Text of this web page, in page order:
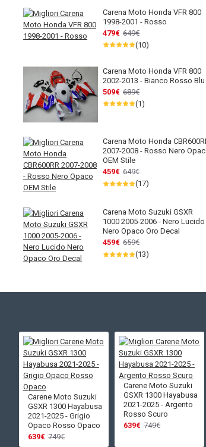
Carena Moto Honda VFR 800
1998-2001 - Rosso
479€ 649€
(10)
Carena Moto Honda VFR 800
2002-2013 - Bianco Rosso Blu
509€ 689€
(1)
Carena Moto Honda
2007-2008 - Rosso Nero
OEM Stile
459€ 649€
(17)
Carena Moto Suzuki GSXR
1000 2005-2006 - Nero Lucido
Nero Opaco Oro Decal
459€ 659€
(13)
Carene Moto Suzuki
GSXR 1300 Hayabusa
2021-2025 - Grigio
Opaco Rosso Opaco
639€ 749€
Carene Moto Suzuki
GSXR 1300 Hayabusa
2021-2025 - Argento
Rosso Scuro
639€ 749€